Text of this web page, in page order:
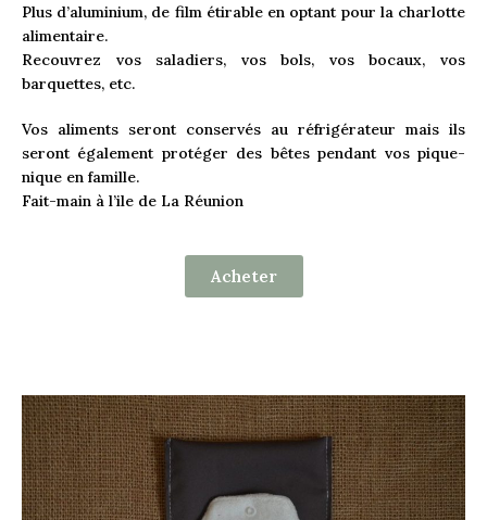
Plus d’aluminium, de film étirable en optant pour la charlotte
alimentaire.
Recouvrez vos saladiers, vos bols, vos bocaux, vos
barquettes, etc.
Vos aliments seront conservés au réfrigérateur mais ils
seront également protéger des bêtes pendant vos pique-
nique en famille.
Fait-main à l’ile de La Réunion
Acheter